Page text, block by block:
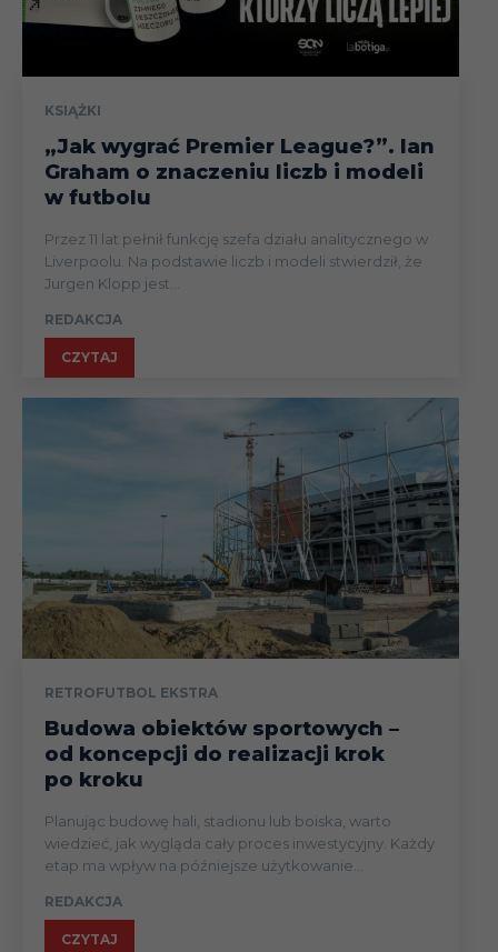
KSIĄŻKI
„Jak wygrać Premier League?”. Ian
Graham o znaczeniu liczb i modeli
w futbolu
Przez 11 lat pełnił funkcję szefa działu analitycznego w
Liverpoolu. Na podstawie liczb i modeli stwierdził, że
Jurgen Klopp jest...
REDAKCJA
CZYTAJ
RETROFUTBOL EKSTRA
Budowa obiektów sportowych –
od koncepcji do realizacji krok
po kroku
Planując budowę hali, stadionu lub boiska, warto
wiedzieć, jak wygląda cały proces inwestycyjny. Każdy
etap ma wpływ na późniejsze użytkowanie...
REDAKCJA
CZYTAJ